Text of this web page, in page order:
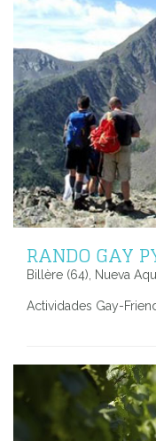
RANDO GAY
Billère (64), Nueva
Actividades Gay-